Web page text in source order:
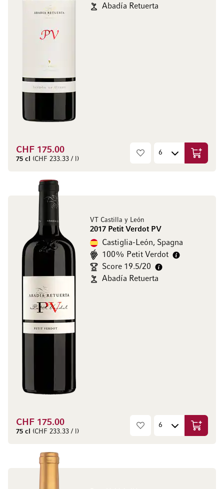
Abadía Retuerta
CHF 175.00
75 cl (CHF 233.33 / l)
VT Castilla y León
2017 Petit Verdot PV
Castiglia-León, Spagna
100% Petit Verdot
Score 19.5/20
Abadía Retuerta
CHF 175.00
75 cl (CHF 233.33 / l)